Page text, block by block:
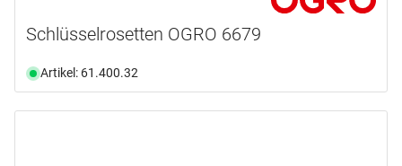
Schlüsselrosetten OGRO 6679
Artikel: 61.400.32